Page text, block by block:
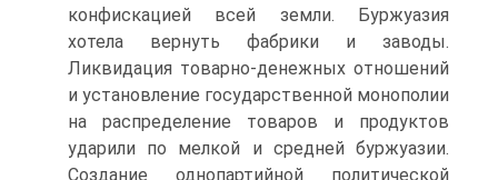
конфискацией всей земли. Буржуазия
хотела вернуть фабрики и заводы.
Ликвидация товарно-денежных отношений
и установление государственной монополии
на распределение товаров и продуктов
ударили по мелкой и средней буржуазии.
Создание однопартийной политической